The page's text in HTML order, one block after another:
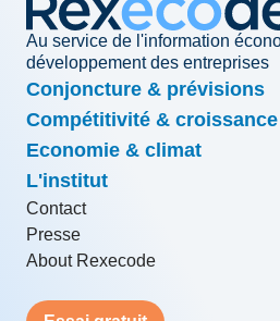
Au service de l'information
développement des entreprises
Conjoncture & prévisions
Compétitivité & croissance
Economie & climat
L'institut
Contact
Presse
About Rexecode